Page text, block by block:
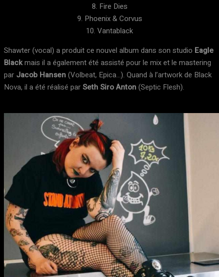
8. Fire Dies
9. Phoenix & Corvus
10. Vantablack
Shawter (vocal) a produit ce nouvel album dans son studio Eagle
Blackmais il a également été assisté pour le mix et le mastering
par Jacob Hansen(Volbeat, Epica…). Quand à l’artwork de Black
Nova, il a été réalisé parSeth Siro Anton(Septic Flesh).